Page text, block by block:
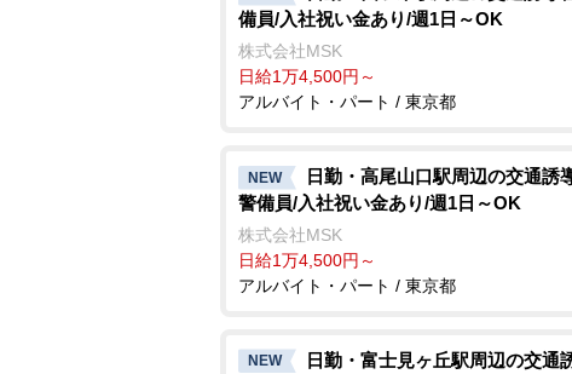
備員/入社祝い金あり/週1日～OK
株式会社MSK
日給1万4,500円～
アルバイト・パート / 東京都
NEW
日勤・高尾山口駅周辺の交通誘
警備員/入社祝い金あり/週1日～OK
株式会社MSK
日給1万4,500円～
アルバイト・パート / 東京都
NEW
日勤・富士見ヶ丘駅周辺の交通